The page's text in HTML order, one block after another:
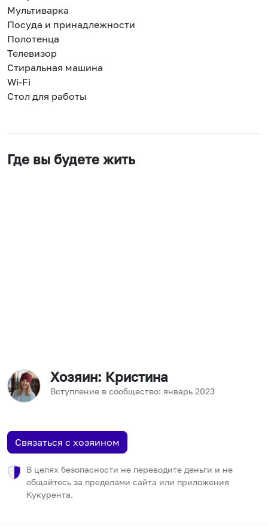
Мультиварка
Посуда и принадлежности
Полотенца
Телевизор
Стиральная машина
Wi-Fi
Стол для работы
Где вы будете жить
Хозяин: Кристина
Вступление в сообщество: январь 2023
Связаться с хозяином
В целях безопасности не переводите деньги и не
общайтесь за пределами сайта или приложения
Кукурента.